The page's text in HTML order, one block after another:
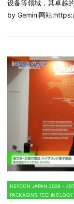
设备等领域，其卓越
by Gemini网站
NEPCON JAPAN 2026 –
PACKAGING TECHNOLOGY